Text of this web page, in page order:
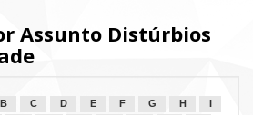
Assunto Distúrbios
B C D E F G H